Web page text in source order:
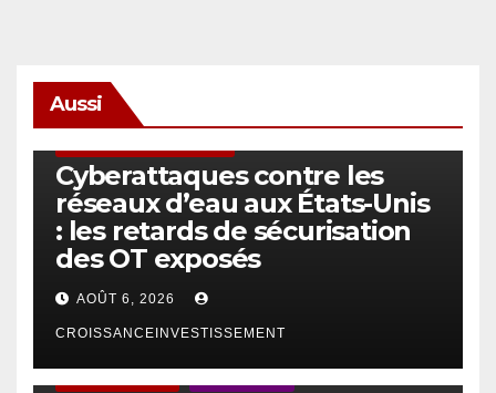
Aussi
Cyberattaques contre les
réseaux d’eau aux États-Unis
: les retards de sécurisation
des OT exposés
AOÛT 6, 2026
CROISSANCEINVESTISSEMENT